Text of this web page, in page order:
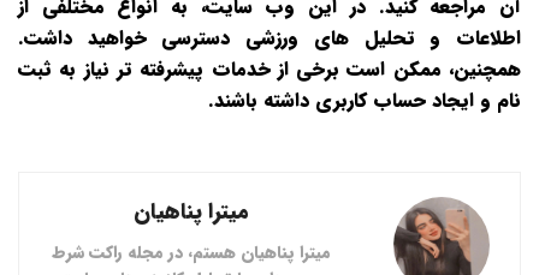
آن مراجعه کنید. در این وب‌ سایت، به انواع مختلفی از
اطلاعات و تحلیل‌ های ورزشی دسترسی خواهید داشت.
همچنین، ممکن است برخی از خدمات پیشرفته‌ تر نیاز به ثبت‌
نام و ایجاد حساب کاربری داشته باشند.
میترا پناهیان
میترا پناهیان هستم، در مجله راکت شرط